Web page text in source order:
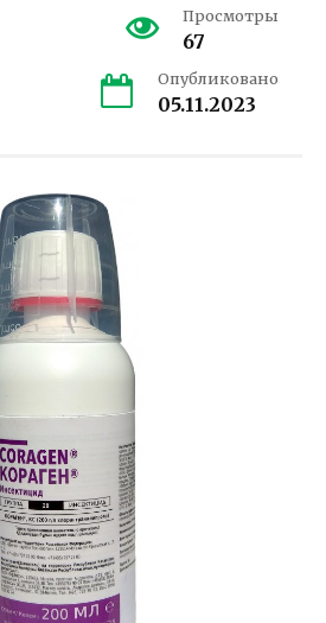
Просмотры
67
Опубликовано
05.11.2023